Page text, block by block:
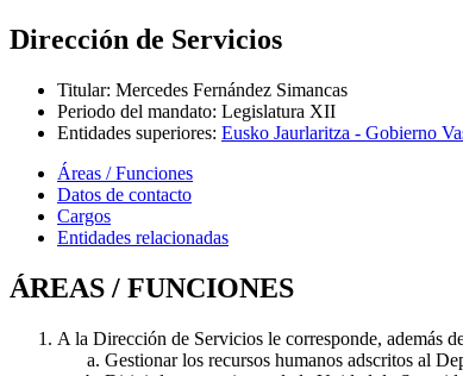
Dirección de Servicios
Titular: Mercedes Fernández Simancas
Periodo del mandato: Legislatura XII
Entidades superiores: Eusko Jaurlaritza - Gobierno
Áreas / Funciones
Datos de contacto
Cargos
Entidades relacionadas
ÁREAS / FUNCIONES
A la Dirección de Servicios le corresponde, además
Gestionar los recursos humanos adscritos al